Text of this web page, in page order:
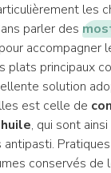
les
parler des
accompagner
plats principaux
solution
est celle de
, qui sont
conservés de